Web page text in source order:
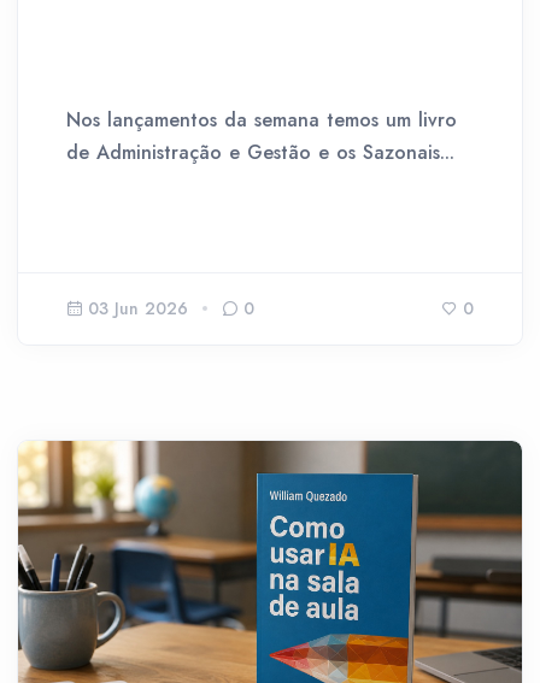
Nos lançamentos da semana temos um livro
de Administração e Gestão e os Sazonais...
03 Jun 2026 0 0